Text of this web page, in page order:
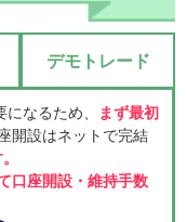
デモトレード
なるため、
まず最初
開設はネットで完結
口座開設・維持手数